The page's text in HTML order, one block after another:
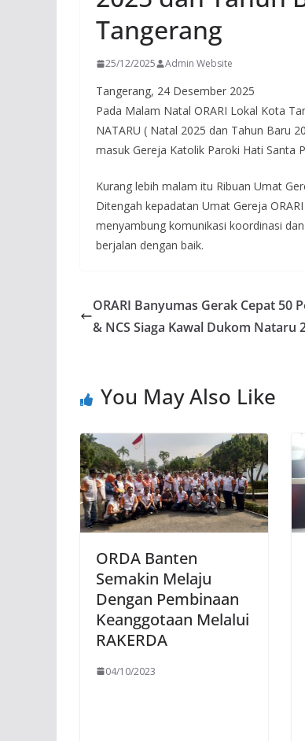
Tangerang
25/12/2025 Admin Website
Tangerang, 24 Desember 2025
Pada Malam Natal ORARI Lokal Kota
NATARU ( Natal 2025 dan Tahun Baru
masuk Gereja Katolik Paroki Hati Santa
Kurang lebih malam itu Ribuan Umat
Ditengah kepadatan Umat Gereja
menyambung komunikasi koordinasi
berjalan dengan baik.
ORARI Banyumas Gerak Cepat 50
& NCS Siaga Kawal Dukom Nataru
You May Also Like
ORDA Banten
Semakin Melaju
Dengan Pembinaan
Keanggotaan Melalui
RAKERDA
04/10/2023